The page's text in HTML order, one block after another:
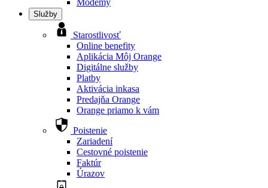
Modemy
Služby
Starostlivosť
Online benefity
Aplikácia Môj Orange
Digitálne služby
Platby
Aktivácia inkasa
Predajňa Orange
Orange priamo k vám
Poistenie
Zariadení
Cestovné poistenie
Faktúr
Úrazov